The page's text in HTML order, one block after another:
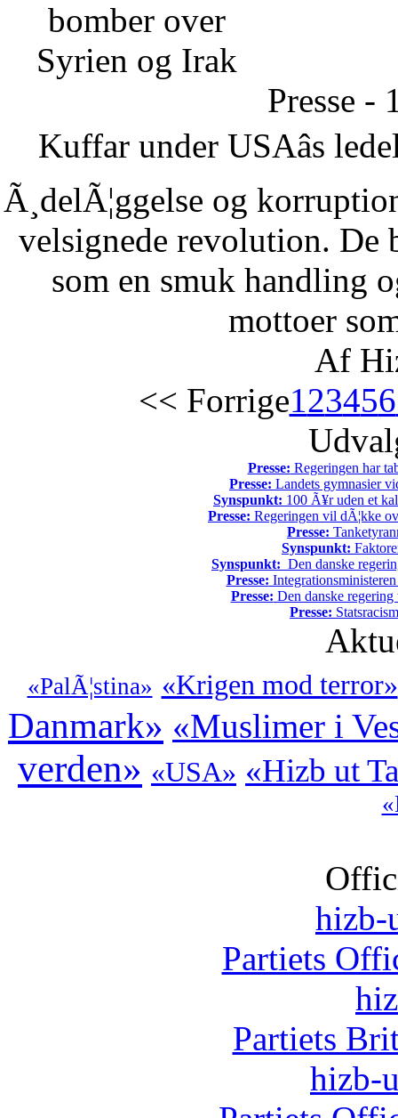
bomber over
Syrien og Irak
Presse -
Kuffar under USAâs
Ã¸delÃ¦ggelse og
velsignede revolution. De
som en smuk handling
mottoer
Af
<< Forrige123456
Presse: Regeringen har
Presse: Landets gymnasier
Synspunkt: 100 Ã¥r uden et
Presse: Regeringen vil dÃ¦kke
Presse:
Synspunkt:
Synspunkt: Den danske
Presse:
Presse: Den danske
Presse:
«PalÃ¦stina» «Krigen mod terror»
Danmark» «Muslimer i
verden» «USA» «Hizb ut
hizb-
Partiets
Partiets
hizb-